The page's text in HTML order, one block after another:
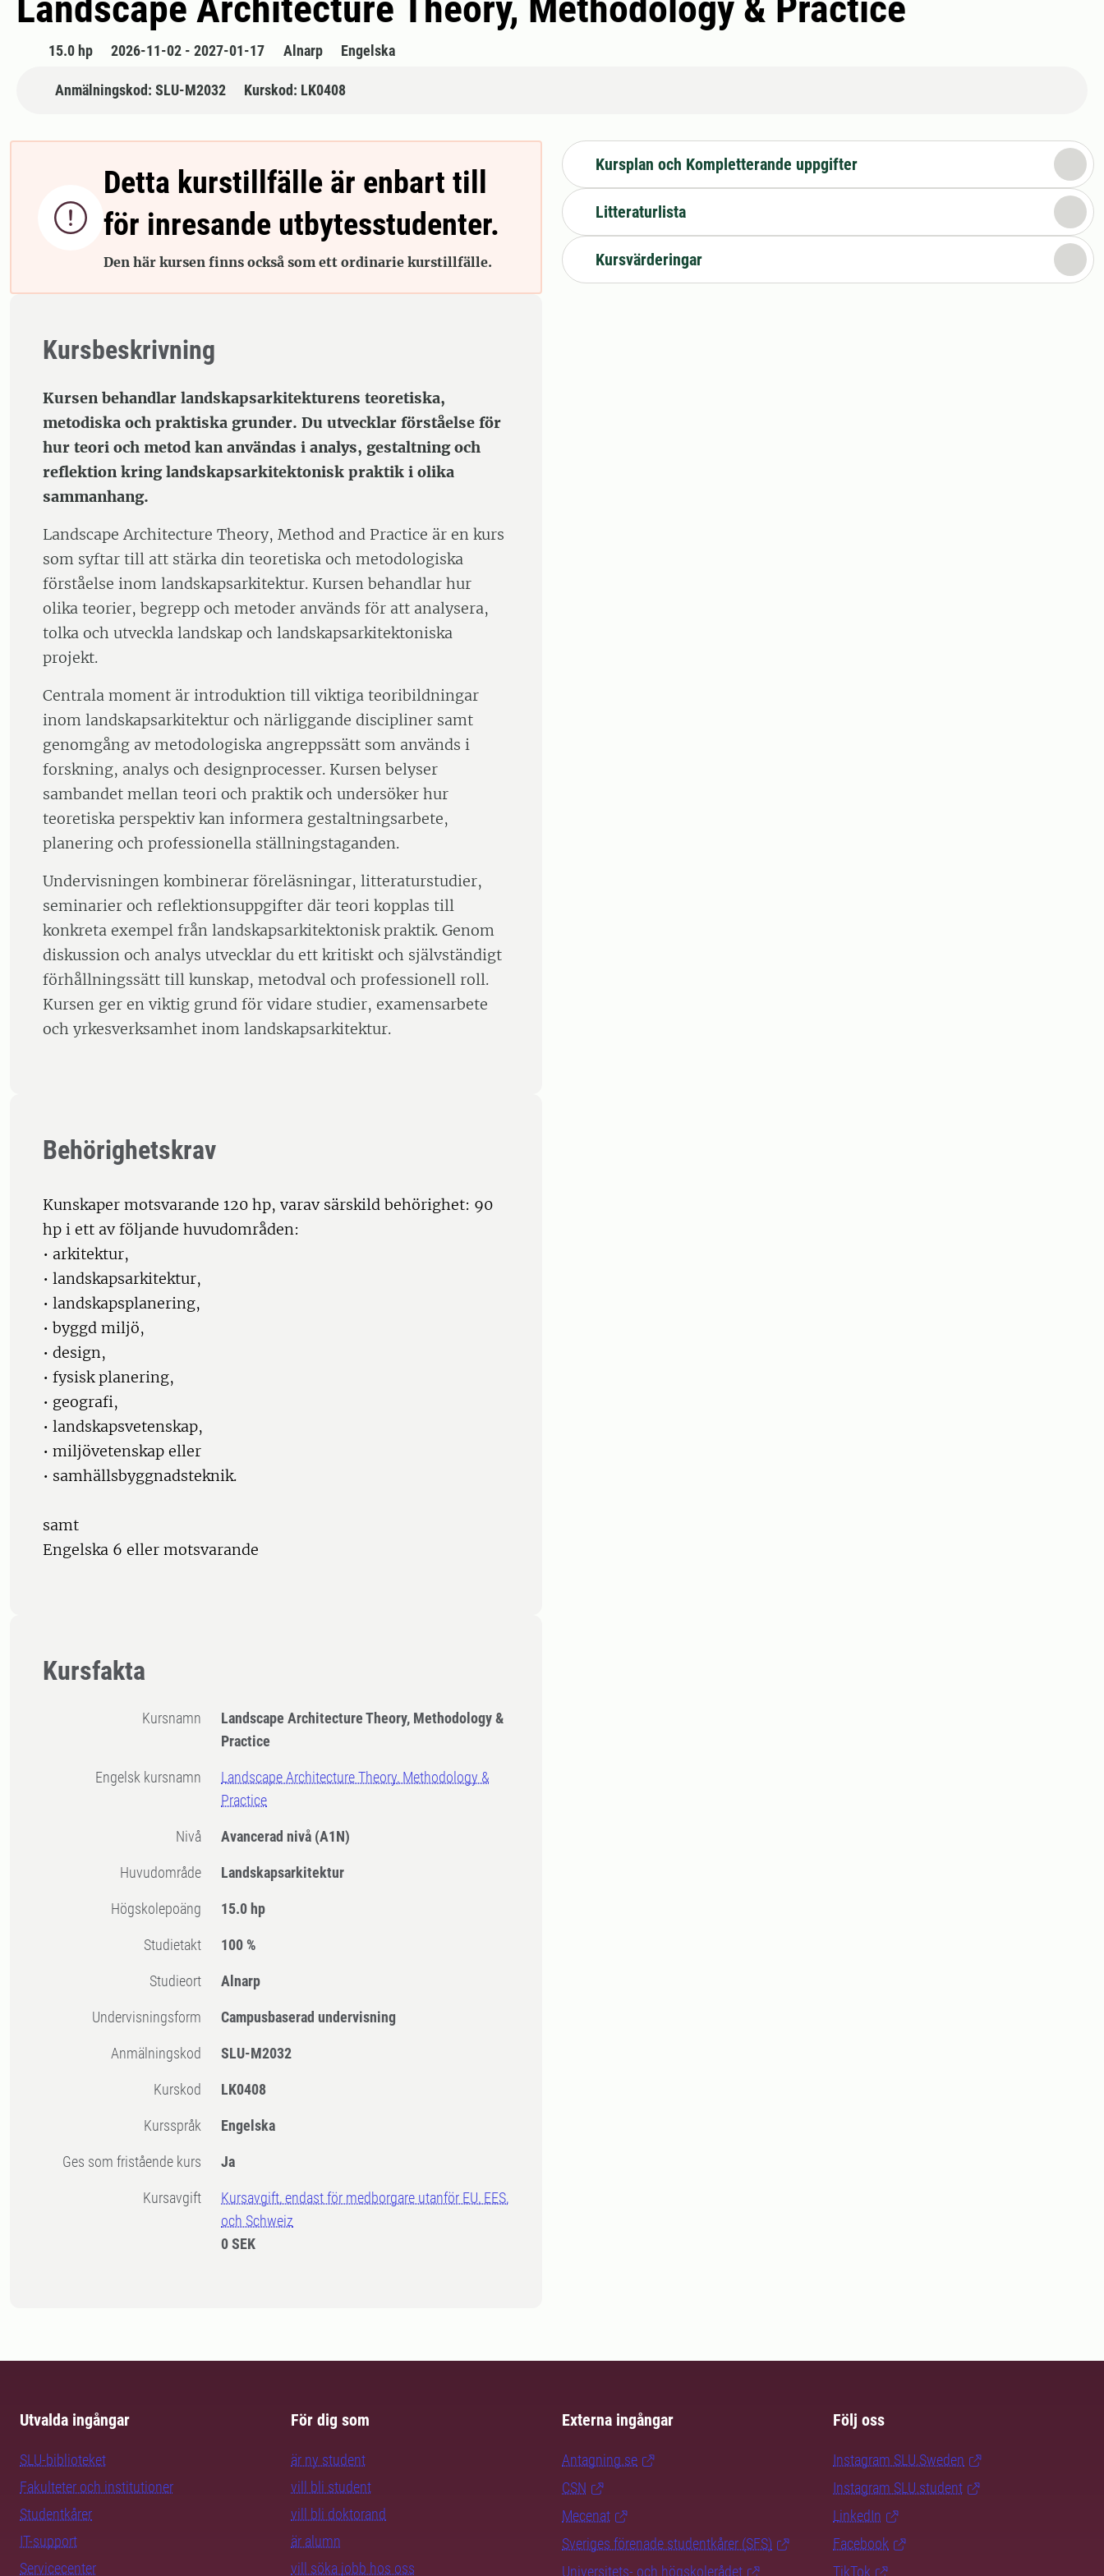
15.0 hp 2026-11-02 - 2027-01-17 Alnarp Engelska
Anmälningskod: SLU-M2032 Kurskod: LK0408

Detta kurstillfälle är enbart till
för inresande utbytesstudenter.
Den här kursen finns också som ett ordinarie kurstillfälle.
Kursbeskrivning
Kursen behandlar landskapsarkitekturens teoretiska,
metodiska och praktiska grunder. Du utvecklar förståelse för
hur teori och metod kan användas i analys, gestaltning och
reflektion kring landskapsarkitektonisk praktik i olika
sammanhang.
Landscape Architecture Theory, Method and Practice är en kurs
som syftar till att stärka din teoretiska och metodologiska
förståelse inom landskapsarkitektur. Kursen behandlar hur
olika teorier, begrepp och metoder används för att analysera,
tolka och utveckla landskap och landskapsarkitektoniska
projekt.
Centrala moment är introduktion till viktiga teoribildningar
inom landskapsarkitektur och närliggande discipliner samt
genomgång av metodologiska angreppssätt som används i
forskning, analys och designprocesser. Kursen belyser
sambandet mellan teori och praktik och undersöker hur
teoretiska perspektiv kan informera gestaltningsarbete,
planering och professionella ställningstaganden.
Undervisningen kombinerar föreläsningar, litteraturstudier,
seminarier och reflektionsuppgifter där teori kopplas till
konkreta exempel från landskapsarkitektonisk praktik. Genom
diskussion och analys utvecklar du ett kritiskt och självständigt
förhållningssätt till kunskap, metodval och professionell roll.
Kursen ger en viktig grund för vidare studier, examensarbete
och yrkesverksamhet inom landskapsarkitektur.
Behörighetskrav
Kunskaper motsvarande 120 hp, varav särskild behörighet: 90
hp i ett av följande huvudområden:
• arkitektur,
• landskapsarkitektur,
• landskapsplanering,
• byggd miljö,
• design,
• fysisk planering,
• geografi,
• landskapsvetenskap,
• miljövetenskap eller
• samhällsbyggnadsteknik.
samt
Engelska 6 eller motsvarande
Kursfakta
Kursnamn
Landscape Architecture Theory, Methodology &
Practice
Engelsk kursnamn
Landscape Architecture Theory, Methodology &
Practice
Nivå Avancerad nivå (A1N)
Huvudområde Landskapsarkitektur
högskolepoäng 15.0 hp
Studietakt 100 %
Studieort Alnarp
Undervisningsform Campusbaserad undervisning
Anmälningskod SLU-M2032
Kurskod LK0408
Kursspråk Engelska
Ges som fristående kurs Ja
Kursavgift
Kursavgift, endast för medborgare utanför EU, EES,
och Schweiz
0 SEK
Kursplan och Kompletterande uppgifter
Litteraturlista
Kursvärderingar
Utvalda ingångar
SLU-biblioteket
Fakulteter och institutioner
Studentkårer
IT-support
Servicecenter
För dig som
är ny student
vill bli student
vill bli doktorand
är alumn
vill söka jobb hos oss
Externa ingångar
Antagning.se
CSN
Mecenat
Sveriges förenade studentkårer (SFS)
Universitets- och högskolerådet
Följ oss
Instagram SLU.Sweden
Instagram SLU.student
LinkedIn
Facebook
TikTok